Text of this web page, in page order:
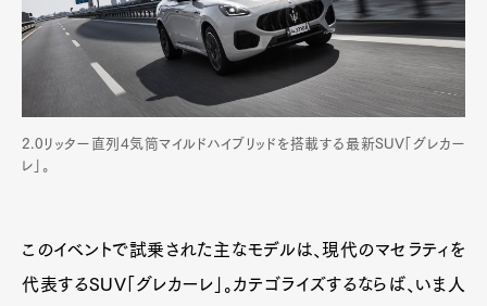
Pen Membership
Magazine
Official Columnist
About
Contact
2.0リッター直列4気筒マイルドハイブリッドを搭載する最新SUV「グレカー
レ」。
このイベントで試乗された主なモデルは、現代のマセラティを
代表するSUV「グレカーレ」。カテゴライズするならば、いま人